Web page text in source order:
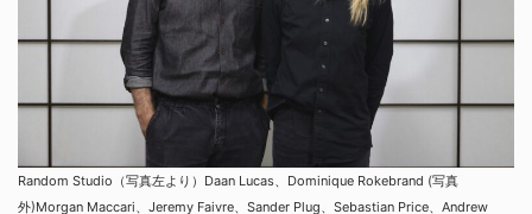
Random Studio（写真左より）Daan Lucas、Dominique Rokebrand (写真
外)Morgan Maccari、Jeremy Faivre、Sander Plug、Sebastian Price、Andrew